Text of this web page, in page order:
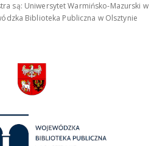
są: Uniwersytet Warmińsko-Mazurski w
Biblioteka Publiczna w Olsztynie